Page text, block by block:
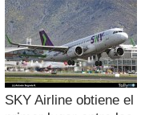
SKY Airline obtiene el